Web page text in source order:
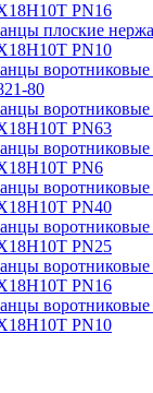
PN16
плоские
PN10
80
PN63
PN6
PN40
PN25
PN16
PN10